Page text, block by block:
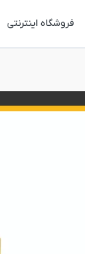
فروشگاه اینترنتی